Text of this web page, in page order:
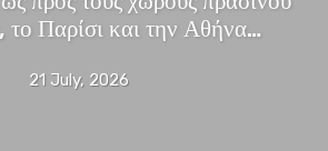
το Παρίσι και την Αθήνα…
21 July, 2026